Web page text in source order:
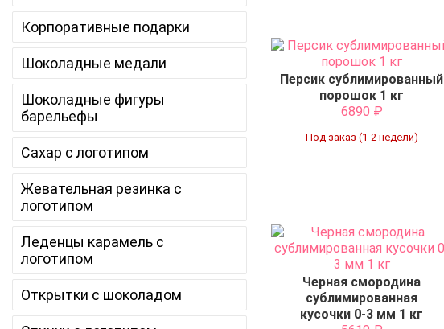
Корпоративные подарки
Шоколадные медали
Шоколадные фигуры
барельефы
Сахар с логотипом
Жевательная резинка с
логотипом
Леденцы карамель с
логотипом
Открытки с шоколадом
Персик сублимированный
порошок 1 кг
6890 ₽
Под заказ (1-2 недели)
Черная смородина
сублимированная
кусочки 0-3 мм 1 кг